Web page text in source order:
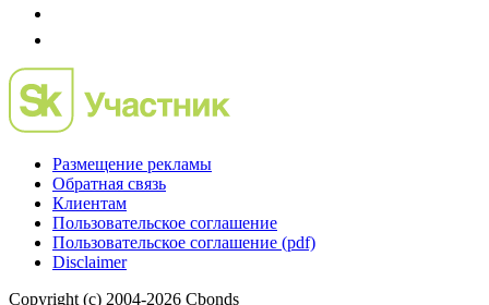
Размещение рекламы
Обратная связь
Клиентам
Пользовательское соглашение
Пользовательское соглашение (pdf)
Disclaimer
Copyright (c) 2004-2026 Cbonds